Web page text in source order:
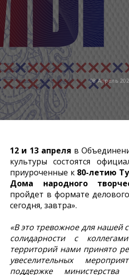
08 Апрель
12 и 13 апреля в
культуры состоятся
приуроченные к 80-летию
Дома народного
пройдет в формате
сегодня, завтра».
«В это тревожное для нашей
солидарности с
территорий нами принято
увеселительных
поддержке министерства